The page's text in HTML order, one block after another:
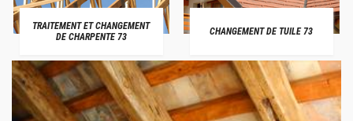
TRAITEMENT ET CHANGEMENT
DE CHARPENTE 73
CHANGEMENT DE TUILE 73